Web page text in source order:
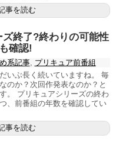
事を読む
終了?終わりの可能性
確認!
系記事, プリキュア前番組
いぶ長く続いていますね。 毎
のか？次回作発表なのか？と
。 プリキュアシリーズの終わ
、前番組の年数を確認してい
事を読む